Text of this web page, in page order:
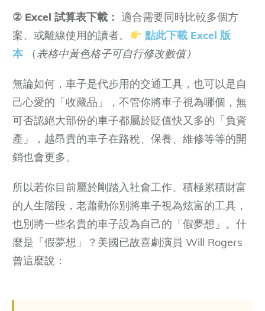
② Excel 試算表下載： 適合需要同時比較多個方
案、或離線使用的讀者。
點此下載 Excel 版
本 （表格中黃色格子可自行修改數值）
無論如何，車子是代步用的交通工具，也可以是自
己心愛的「收藏品」，不管你將車子視為哪個，無
可否認絕大部份的車子都屬於貶值快又多的「負資
產」，越昂貴的車子在路稅、保養、維修等等的開
銷也會更多。
所以若你目前屬於剛踏入社會工作、積極累積財富
的人生階段，老蕭勸你別將車子視為炫富的工具，
也別將一些名貴的車子設為自己的「假夢想」。什
麼是「假夢想」？美國已故喜劇演員 Will Rogers
曾這麼說：